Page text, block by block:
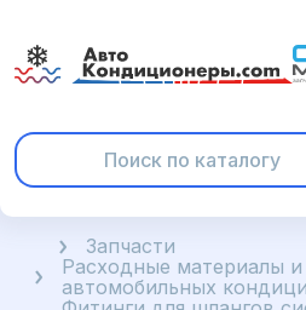
ГлавнаяЗапчасти
Расходные материалы
автомобильных